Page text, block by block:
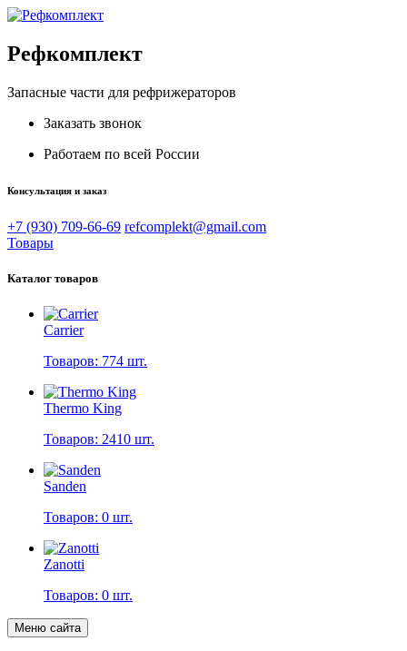
Рефкомплект
Запасные части для рефрижераторов
Заказать звонок
Работаем по всей России
Консультация и заказ
+7 (930) 709-66-69 refcomplekt@gmail.com
Товары
Каталог товаров
Carrier
Товаров: 774 шт.
Thermo King
Товаров: 2410 шт.
Sanden
Товаров: 0 шт.
Zanotti
Товаров: 0 шт.
Меню сайта